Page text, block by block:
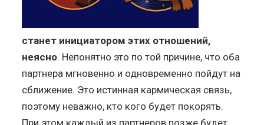
станет инициатором этих отношений,
неясно. Непонятно это по той причине, что оба
партнера мгновенно и одновременно пойдут на
сближение. Это истинная кармическая связь,
поэтому неважно, кто кого будет покорять.
При этом каждый из партнеров позже будет